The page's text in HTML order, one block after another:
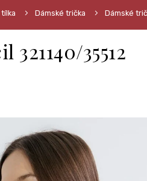
Dámské trička Dámské
35512